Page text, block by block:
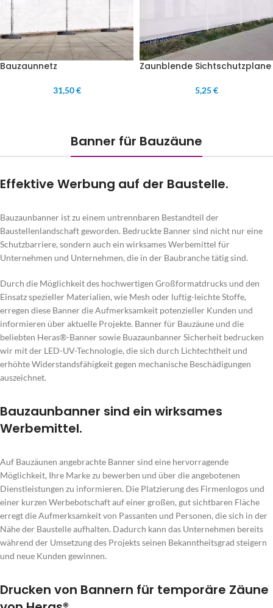
Bauzaunnetz
31,50 €
Zaunblende Sichtschutzplane
5,25 €
Banner für Bauzäune
Effektive Werbung auf der Baustelle.
Bauzaunbanner ist zu einem untrennbaren Bestandteil der
Baustellenlandschaft geworden. Bedruckte Banner sind nicht nur eine
Schutzbarriere, sondern auch ein wirksames Werbemittel für
Unternehmen und Unternehmen, die in der Baubranche tätig sind.
Durch die Möglichkeit des hochwertigen Großformatdrucks und den
Einsatz spezieller Materialien, wie Mesh oder luftig-leichte Stoffe,
erregen diese Banner die Aufmerksamkeit potenzieller Kunden und
informieren über aktuelle Projekte. Banner für Bauzäune und die
beliebten Heras®-Banner sowie Buazaunbanner Sicherheit bedrucken
wir mit der LED-UV-Technologie, die sich durch Lichtechtheit und
erhöhte Widerstandsfähigkeit gegen mechanische Beschädigungen
auszeichnet.
Bauzaunbanner sind ein wirksames
Werbemittel.
Auf Bauzäunen angebrachte Banner sind eine hervorragende
Möglichkeit, Ihre Marke zu bewerben und über die angebotenen
Dienstleistungen zu informieren. Die Platzierung des Firmenlogos und
einer kurzen Werbebotschaft auf einer großen, gut sichtbaren Fläche
erregt die Aufmerksamkeit von Passanten und Personen, die sich in der
Nähe der Baustelle aufhalten. Dadurch kann das Unternehmen bereits
während der Umsetzung des Projekts seinen Bekanntheitsgrad steigern
und neue Kunden gewinnen.
Drucken von Bannern für temporäre Zäune